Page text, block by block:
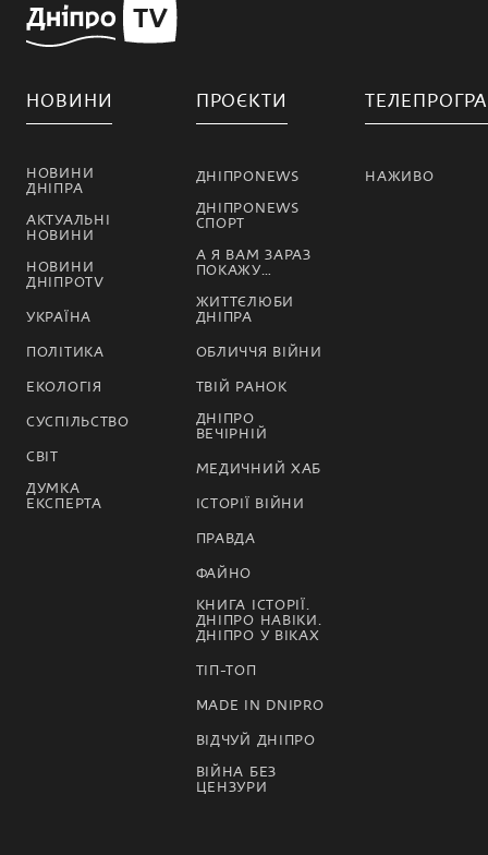
НОВИНИ
НОВИНИ
ДНІПРА
АКТУАЛЬНІ
НОВИНИ
НОВИНИ
ДНІПРОTV
УКРАЇНА
ПОЛІТИКА
ЕКОЛОГІЯ
СУСПІЛЬСТВО
СВІТ
ДУМКА
ЕКСПЕРТА
ПРОЄКТИ
ДНІПРОNEWS
ДНІПРОNEWS
СПОРТ
А Я ВАМ ЗАРАЗ
ПОКАЖУ…
ЖИТТЄЛЮБИ
ДНІПРА
ОБЛИЧЧЯ ВІЙНИ
ТВІЙ РАНОК
ДНІПРО
ВЕЧІРНІЙ
МЕДИЧНИЙ ХАБ
ІСТОРІЇ ВІЙНИ
ПРАВДА
ФАЙНО
КНИГА ІСТОРІЇ.
ДНІПРО НАВІКИ.
ДНІПРО У ВІКАХ
ТІП-ТОП
MADE IN DNIPRO
ВІДЧУЙ ДНІПРО
ВІЙНА БЕЗ
ЦЕНЗУРИ
НАЖИВО